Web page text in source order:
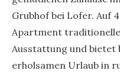
Grubhof bei Lofer. Auf
Apartment
Ausstattung und bietet
erholsamen Urlaub in